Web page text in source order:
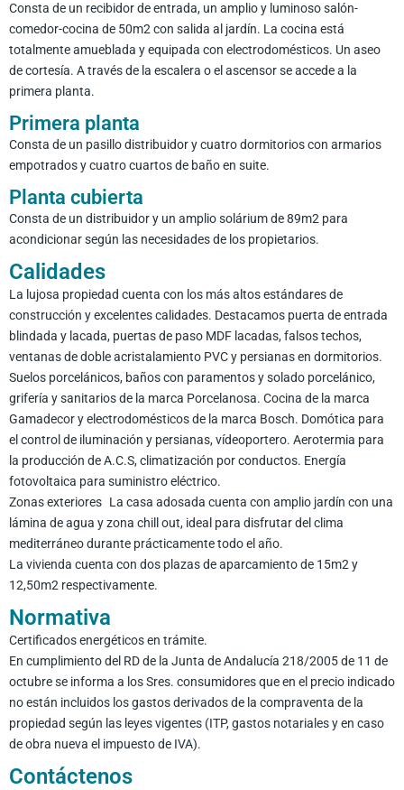
Consta de un recibidor de entrada, un amplio y luminoso salón-
comedor-cocina de 50m2 con salida al jardín. La cocina está
totalmente amueblada y equipada con electrodomésticos. Un aseo
de cortesía. A través de la escalera o el ascensor se accede a la
primera planta.
Primera planta
Consta de un pasillo distribuidor y cuatro dormitorios con armarios
empotrados y cuatro cuartos de baño en suite.
Planta cubierta
Consta de un distribuidor y un amplio solárium de 89m2 para
acondicionar según las necesidades de los propietarios.
Calidades
La lujosa propiedad cuenta con los más altos estándares de
construcción y excelentes calidades. Destacamos puerta de entrada
blindada y lacada, puertas de paso MDF lacadas, falsos techos,
ventanas de doble acristalamiento PVC y persianas en dormitorios.
Suelos porcelánicos, baños con paramentos y solado porcelánico,
grifería y sanitarios de la marca Porcelanosa. Cocina de la marca
Gamadecor y electrodomésticos de la marca Bosch. Domótica para
el control de iluminación y persianas, vídeoportero. Aerotermia para
la producción de A.C.S, climatización por conductos. Energía
fotovoltaica para suministro eléctrico.
Zonas exteriores La casa adosada cuenta con amplio jardín con una
lámina de agua y zona chill out, ideal para disfrutar del clima
mediterráneo durante prácticamente todo el año.
La vivienda cuenta con dos plazas de aparcamiento de 15m2 y
12,50m2 respectivamente.
Normativa
Certificados energéticos en trámite.
En cumplimiento del RD de la Junta de Andalucía 218/2005 de 11 de
octubre se informa a los Sres. consumidores que en el precio indicado
no están incluidos los gastos derivados de la compraventa de la
propiedad según las leyes vigentes (ITP, gastos notariales y en caso
de obra nueva el impuesto de IVA).
Contáctenos